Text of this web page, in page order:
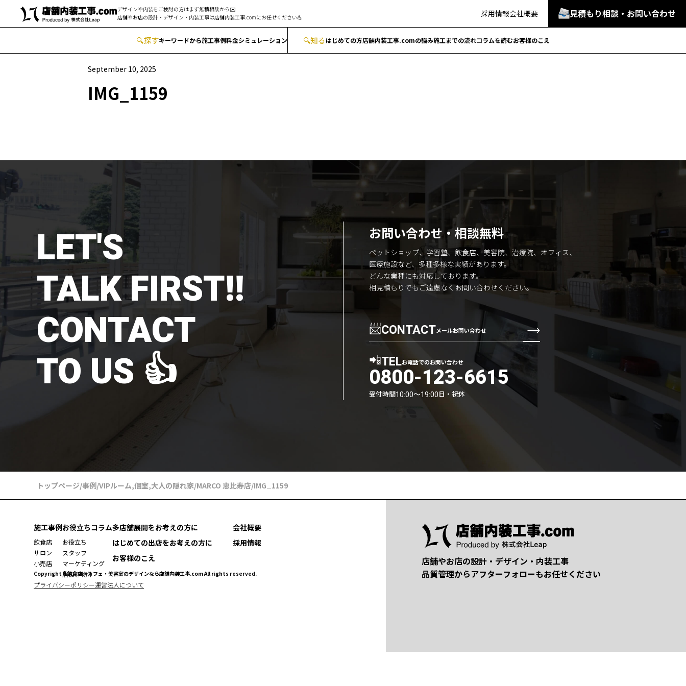
デザインや内装をご検討の方はまず無積相談から✉️
店舗やお店の設計・デザイン・内装工事は店舗内装工事.comにお任せください💪 採用情報会社概要 見積もり相談・お問い合わせ
🔍︎探すキーワードから施工事例料金シミュレーション 🔍知るはじめての方店舗内装工事.comの強み施工までの流れコラムを読むお客様のこえ
September 10, 2025
IMG_1159
LET'S
TALK FIRST!!
CONTACT
TO US 👍
お問い合わせ・相談無料
ペットショップ、学習塾、飲食店、美容院、治療院、オフィス、
医療施設など、多種多様な実績があります。
どんな業種にも対応しております。
相見積もりでもご遠慮なくお問い合わせください。
📨CONTACTメールお問い合わせ
📲TELお電話でのお問い合わせ
0800-123-6615
受付時間10:00〜19:00日・祝休
トップページ/事例/VIPルーム,個室,大人の隠れ家/MARCO 恵比寿店/IMG_1159
施工事例
飲食店
サロン
小売店
お役立ちコラム
お役立ち
スタッフ
マーケティング
居抜き物件
多店舗展開をお考えの方に
はじめての出店をお考えの方に
お客様のこえ
会社概要
採用情報
プライバシーポリシー運営法人について
Copyright ® 飲食店・カフェ・美容室のデザインなら店舗内装工事.com All rights reserved.
店舗やお店の設計・デザイン・内装工事
品質管理からアフターフォローもお任せください